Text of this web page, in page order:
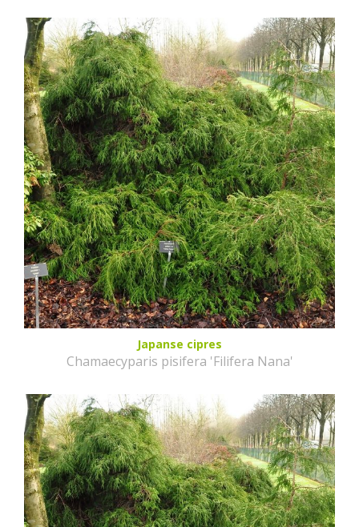
Japanse cipres
Chamaecyparis pisifera 'Filifera Nana'